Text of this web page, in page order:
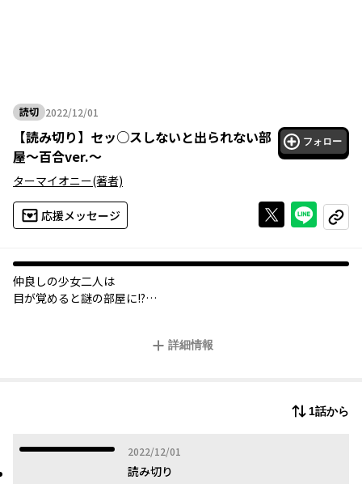
読切 2022/12/01
2022年12月01日
【読み切り】 セッ○スしないと出られない部
屋～百合ver.～
フォロー
ターマイオニー(著者)
応援メッセージ Xで投稿する
ライン
コピー
仲良しの少女二人は
目が覚めると謎の部屋に!?
二人の少女が愛を紡ぐ
シチュエーションイチャラブ
詳細情報
1話から
2022/12/01
2022年12月01日
読み切り